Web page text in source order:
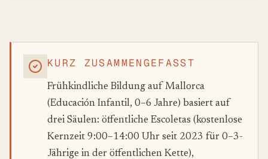
KURZ ZUSAMMENGEFASST
Frühkindliche Bildung auf Mallorca
(Educación Infantil, 0–6 Jahre) basiert auf
drei Säulen: öffentliche Escoletas (kostenlose
Kernzeit 9:00–14:00 Uhr seit 2023 für 0–3-
Jährige in der öffentlichen Kette),